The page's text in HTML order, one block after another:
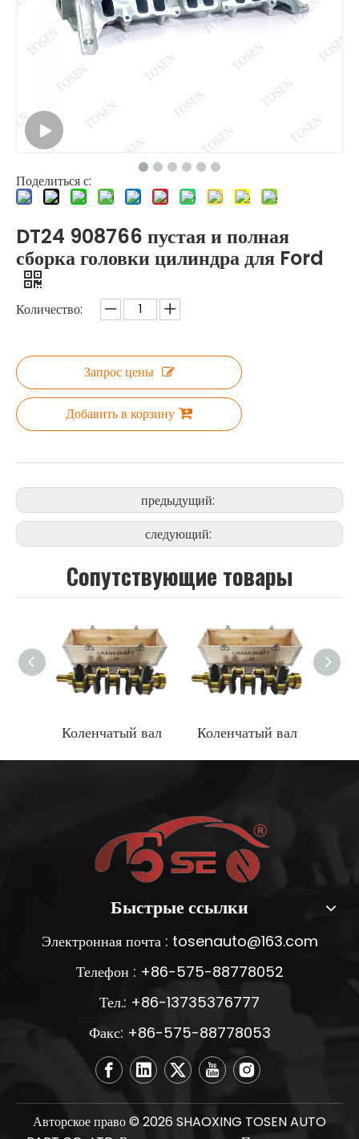
Поделиться с:
DT24 908766 пустая и полная
сборка головки цилиндра для Ford
Количество:
Запрос цены
Добавить в корзину
предыдущий:
следующий:
Cопутствующие товары
Коленчатый вал Коленчатый вал
Быстрые ссылки
Электронная почта : tosenauto@163.com
Телефон : +86-575-88778052
Тел.: +86-13735376777
Факс: +86-575-88778053
Авторское право ©2026 SHAOXING TOSEN AUTO